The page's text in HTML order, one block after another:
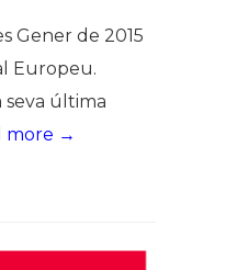
Gener de 2015
Europeu.
seva última
more →